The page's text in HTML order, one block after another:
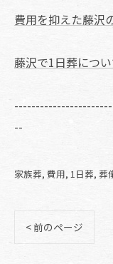
費用を抑えた藤沢
藤沢で1日葬につ
--
家族葬 費用 1日葬 葬
< 前のページ